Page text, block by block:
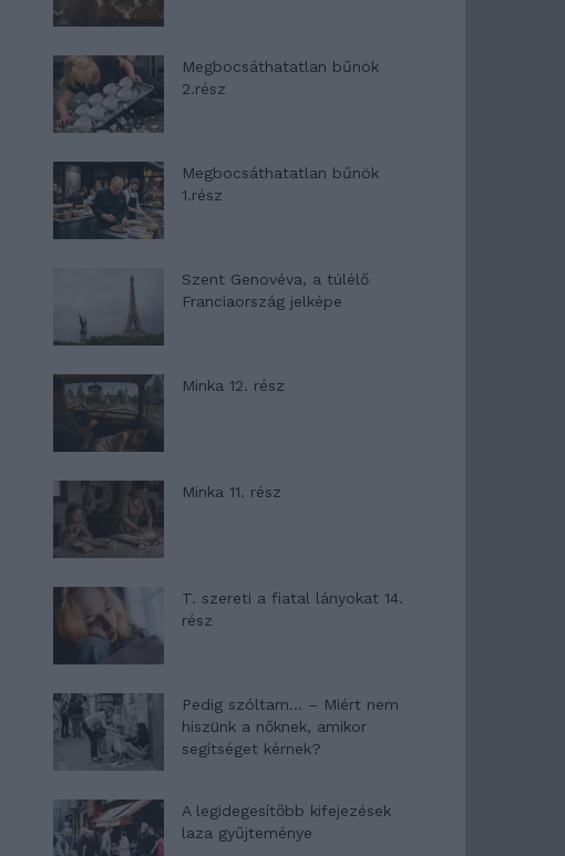
Megbocsáthatatlan bűnök
2.rész
Megbocsáthatatlan bűnök
1.rész
Szent Genovéva, a túlélő
Franciaország jelképe
Minka 12. rész
Minka 11. rész
T. szereti a fiatal lányokat 14.
rész
Pedig szóltam… – Miért nem
hiszünk a nőknek, amikor
segítséget kérnek?
A legidegesítőbb kifejezések
laza gyűjteménye